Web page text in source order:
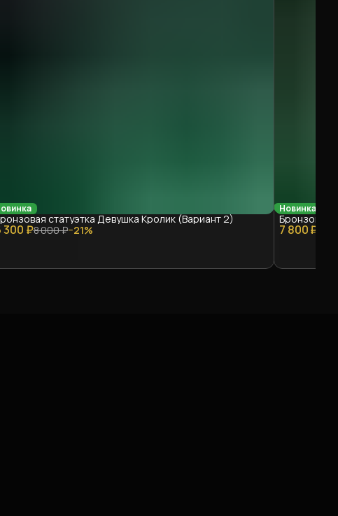
300 ₽8 000 ₽−21%
статуэтка Девушка Кролик (Вариант 2)
Новинка
7 800 ₽
Бронзовая